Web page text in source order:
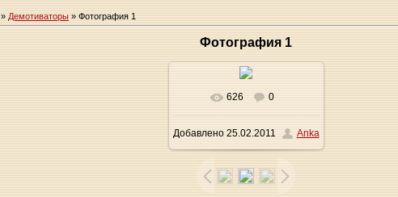
» Демотиваторы » Фотография 1
Фотография 1
В реальном размере
550x439/ 44.0Kb
626 0
Добавлено25.02.2011 Anka